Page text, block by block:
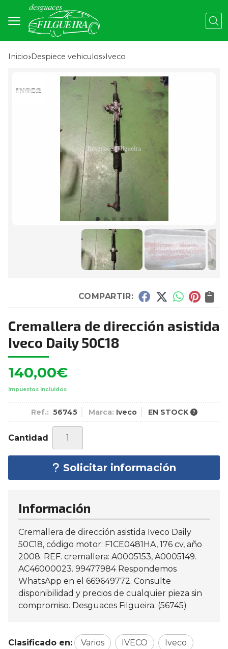
Inicio despiece vehiculos iveco
COMPARTIR:
Cremallera de dirección asistida
Iveco Daily 50C18
140,00€
Impuestos incluidos
Ref.: 56745 Marca: Iveco EN STOCK
Cantidad
Solicitar información
Información
Cremallera de dirección asistida Iveco Daily
50C18, código motor: F1CE0481HA, 176 cv, año
2008. REF. cremallera: A0005153, A0005149.
AC46000023. 99477984 Respondemos
WhatsApp en el 669649772. Consulte
disponibilidad y precios de cualquier pieza sin
compromiso. Desguaces Filgueira. (56745)
Clasificado en: Varios IVECO Iveco